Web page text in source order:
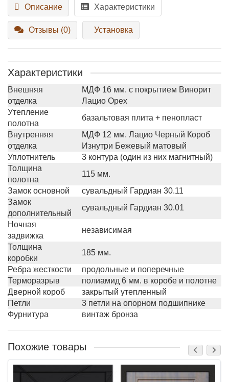
Описание Характеристики
Отзывы (0) Установка
Характеристики
Внешняя
отделка
МДФ 16 мм. с покрытием Винорит
Лацио Орех
Утепление
полотна
базальтовая плита + пенопласт
Внутренняя
отделка
МДФ 12 мм. Лацио Черный Короб
Изнутри Бежевый матовый
Уплотнитель
3 контура (один из них магнитный)
Толщина
полотна
115 мм.
Замок основной
сувальдный Гардиан 30.11
Замок
дополнительный
сувальдный Гардиан 30.01
Ночная
задвижка
независимая
Толщина
коробки
185 мм.
Ребра жесткости
продольные и поперечные
Терморазрыв
полиамид 6 мм. в коробе и полотне
Дверной короб
закрытый утепленный
Петли
3 петли на опорном подшипнике
Фурнитура
винтаж бронза
Похожие товары